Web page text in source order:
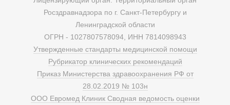
Росздравнадзора по г. Санкт-Петербургу и
Ленинградской области
ОГРН - 1027807578094, ИНН 7814098943
Утвержденные стандарты медицинской помощи
Рубрикатор клинических рекомендаций
Приказ Министерства здравоохранения РФ от
28.02.2019 № 103н
ООО Евромед Клиник Сводная ведомость оценки